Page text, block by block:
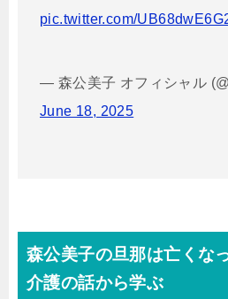
pic.twitter.com/
— 森公美子 オフィシャル
June 18, 2025
森公美子の旦那は亡くな
介護の話から学ぶ